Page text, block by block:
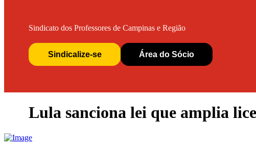
Sindicato dos Professores de Campinas e Região
Sindicalize-se Área do Sócio
Lula sanciona lei que amplia